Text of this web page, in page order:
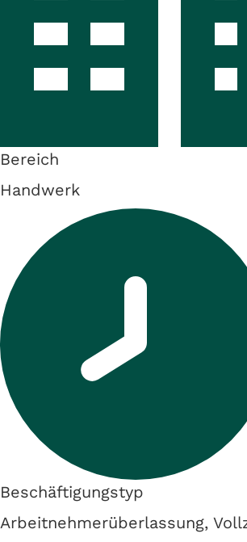
Bereich
Handwerk
Beschäftigungstyp
Arbeitnehmerüberlassung,